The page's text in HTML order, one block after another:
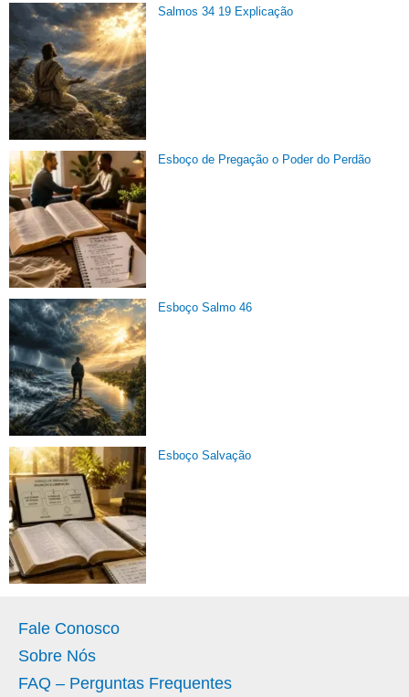
Salmos 34 19 Explicação
Esboço de Pregação o Poder do Perdão
Esboço Salmo 46
Esboço Salvação
Fale Conosco
Sobre Nós
FAQ – Perguntas Frequentes